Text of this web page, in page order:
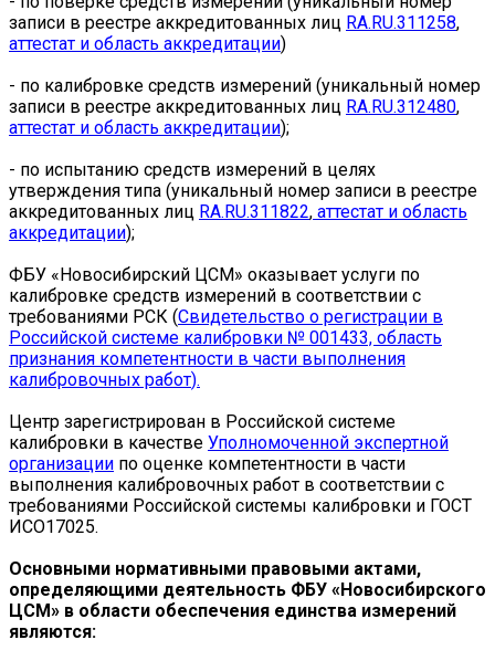
записи в реестре аккредитованных лиц RA.RU.311258,
аттестат и область аккредитации)
- по калибровке средств измерений (уникальный номер
записи в реестре аккредитованных лиц RA.RU.312480,
аттестат и область аккредитации);
- по испытанию средств измерений в целях
утверждения типа (уникальный номер записи в реестре
аккредитованных лиц RA.RU.311822, аттестат и область
аккредитации);
ФБУ «Новосибирский ЦСМ» оказывает услуги по
калибровке средств измерений в соответствии с
требованиями РСК (Свидетельство о регистрации в
Российской системе калибровки № 001433, область
признания компетентности в части выполнения
калибровочных работ).
Центр зарегистрирован в Российской системе
калибровки в качестве Уполномоченной экспертной
организации по оценке компетентности в части
выполнения калибровочных работ в соответствии с
требованиями Российской системы калибровки и ГОСТ
ИСО17025.
Основными нормативными правовыми актами,
определяющими деятельность ФБУ «Новосибирского
ЦСМ» в области обеспечения единства измерений
являются: